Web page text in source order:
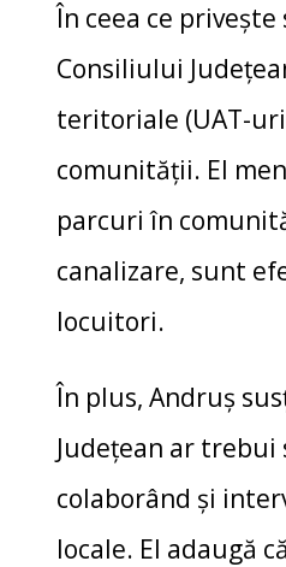
În ceea ce
Consiliului
teritoriale (UAT-
comunității. El
parcuri în
canalizare, sunt
locuitori.
În plus, Andruș
Județean ar
colaborând și
locale. El adaugă